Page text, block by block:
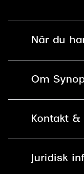
När du
Betala
30
Om
Kontakt &
Juridisk